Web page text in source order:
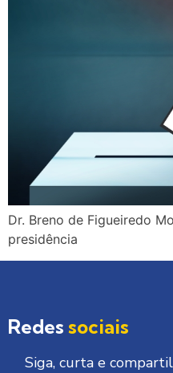
Dr. Breno de Figueiredo
presidência
Redes sociais
Siga, curta e